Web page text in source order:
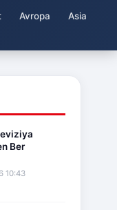
Avropa
Asia
Ber
10:43